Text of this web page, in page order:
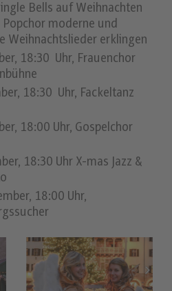
Bells auf Weihnachten
moderne und
Weihnachtslieder erklingen
18:30 Uhr, Frauenchor
18:30 Uhr, Fackeltanz
18:00 Uhr, Gospelchor
18:30 Uhr X-mas Jazz &
18:00 Uhr,